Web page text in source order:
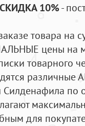
СКИДКА 10%-
товара на
цены на
товарного
по
для